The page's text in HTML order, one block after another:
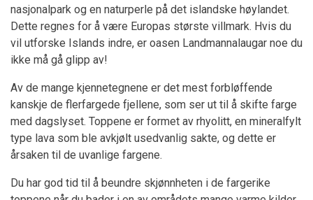
nasjonalpark og en naturperle på det islandske høylandet.
Dette regnes for å være Europas største villmark. Hvis du
vil utforske Islands indre, er oasen Landmannalaugar noe du
ikke må gå glipp av!
Av de mange kjennetegnene er det mest forbløffende
kanskje de flerfargede fjellene, som ser ut til å skifte farge
med dagslyset. Toppene er formet av rhyolitt, en mineralfylt
type lava som ble avkjølt usedvanlig sakte, og dette er
årsaken til de uvanlige fargene.
Du har god tid til å beundre skjønnheten i de fargerike